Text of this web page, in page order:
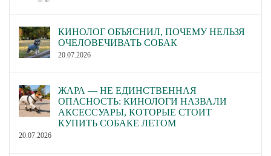
КИНОЛОГ ОБЪЯСНИЛ, ПОЧЕМУ НЕЛЬЗЯ
ОЧЕЛОВЕЧИВАТЬ СОБАК
20.07.2026
ЖАРА — НЕ ЕДИНСТВЕННАЯ
ОПАСНОСТЬ: КИНОЛОГИ НАЗВАЛИ
АКСЕССУАРЫ, КОТОРЫЕ СТОИТ
КУПИТЬ СОБАКЕ ЛЕТОМ
20.07.2026